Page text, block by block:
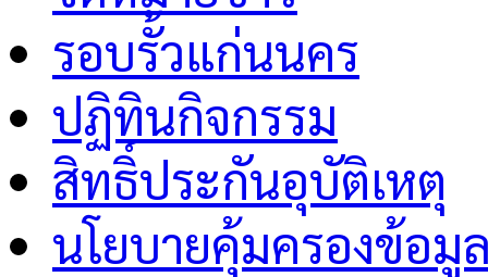
รอบรั้วแก่นนคร
ปฏิทินกิจกรรม
สิทธิ์ประกันอุบัติเหตุ
นโยบายคุ้มครองข้อ